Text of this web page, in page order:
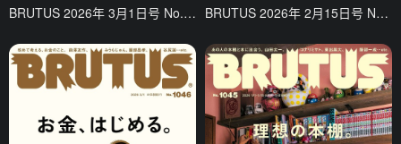
BRUTUS 2026年 3月1日号 No.1048 东京大学特集 BRUTUS 2026年 2月15日号 No.1047 椅子与居所：个人空间的舒适与独特性